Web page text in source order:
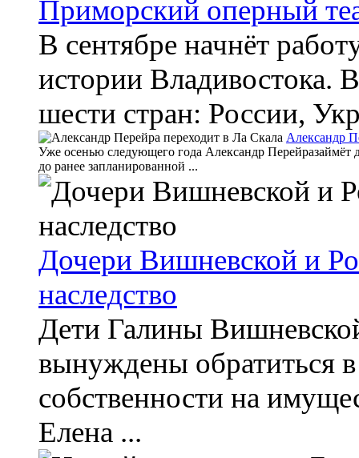
Приморский оперный
В сентябре начнёт
истории Владивостока.
шести стран: России,
Александр
Уже осенью следующего года Александр Перейразаймёт
до ранее запланированной ...
Дочери Вишневской и
наследство
Дети Галины
вынуждены обратиться
собственности на
Елена ...